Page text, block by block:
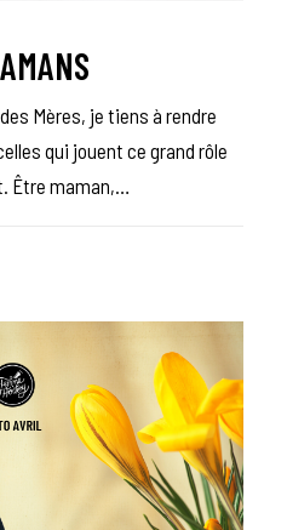
Mères, je tiens à rendre
qui jouent ce grand rôle
Être maman,…